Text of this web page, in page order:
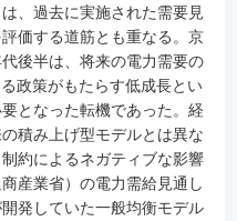
、過去に実施された需要見
価する道筋とも重なる。京
後半は、将来の電力需要の
政策がもたらす低成長とい
となった転機であった。経
積み上げ型モデルとは異な
約によるネガティブな影響
産業省）の電力需給見通し
発していた一般均衡モデル